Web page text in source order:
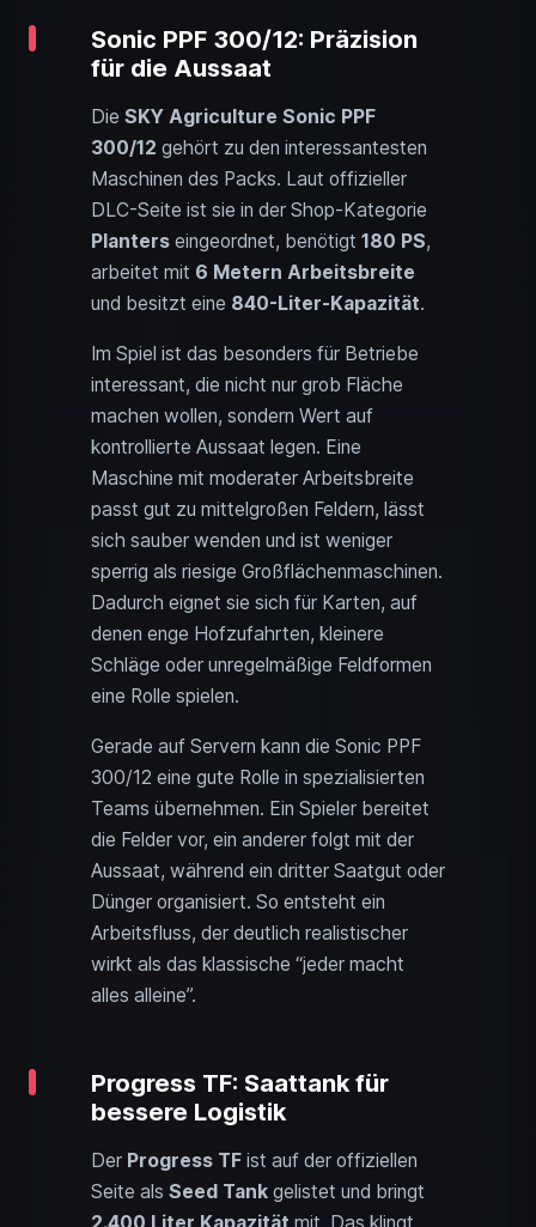
Sonic PPF 300/12: Präzision
für die Aussaat
Die SKY Agriculture Sonic PPF
300/12 gehört zu den interessantesten
Maschinen des Packs. Laut offizieller
DLC-Seite ist sie in der Shop-Kategorie
Planters eingeordnet, benötigt 180 PS,
arbeitet mit 6 Metern Arbeitsbreite
und besitzt eine 840-Liter-Kapazität.
Im Spiel ist das besonders für Betriebe
interessant, die nicht nur grob Fläche
machen wollen, sondern Wert auf
kontrollierte Aussaat legen. Eine
Maschine mit moderater Arbeitsbreite
passt gut zu mittelgroßen Feldern, lässt
sich sauber wenden und ist weniger
sperrig als riesige Großflächenmaschinen.
Dadurch eignet sie sich für Karten, auf
denen enge Hofzufahrten, kleinere
Schläge oder unregelmäßige Feldformen
eine Rolle spielen.
Gerade auf Servern kann die Sonic PPF
300/12 eine gute Rolle in spezialisierten
Teams übernehmen. Ein Spieler bereitet
die Felder vor, ein anderer folgt mit der
Aussaat, während ein dritter Saatgut oder
Dünger organisiert. So entsteht ein
Arbeitsfluss, der deutlich realistischer
wirkt als das klassische “jeder macht
alles alleine”.
Progress TF: Saattank für
bessere Logistik
Der Progress TF ist auf der offiziellen
Seite als Seed Tank gelistet und bringt